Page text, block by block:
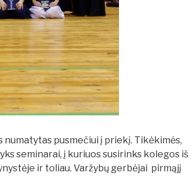
pusmečiui į priekį. Tikėkimės,
seminarai, į kuriuos susirinks kolegos iš
ir toliau. Varžybų gerbėjai pirmąjį